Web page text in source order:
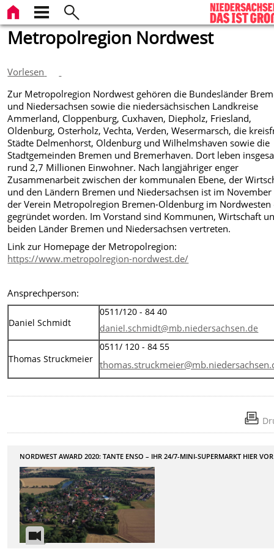
Metropolregion Nordwest
Vorlesen
Zur Metropolregion Nordwest gehören die Bundesländer
und Niedersachsen sowie die niedersächsischen Landkreise
Ammerland, Cloppenburg, Cuxhaven, Diepholz, Friesland,
Oldenburg, Osterholz, Vechta, Verden, Wesermarsch, die
Städte Delmenhorst, Oldenburg und Wilhelmshaven sowie die
Stadtgemeinden Bremen und Bremerhaven. Dort leben
rund 2,7 Millionen Einwohner. Nach langjähriger enger
Zusammenarbeit zwischen der kommunalen Ebene, der
und den Ländern Bremen und Niedersachsen ist im
der Verein Metropolregion Bremen-Oldenburg im Nordwesten
gegründet worden. Im Vorstand sind Kommunen, Wirtschaft
beiden Länder Bremen und Niedersachsen vertreten.
Link zur Homepage der Metropolregion:
https://www.metropolregion-nordwest.de/
Ansprechperson:
Daniel Schmidt
0511/120 - 84 40
daniel.schmidt@mb.niedersachsen.de
Thomas Struckmeier
0511/ 120 - 84 55
NORDWEST AWARD 2020: TANTE ENSO – IHR 24/7-MINI-SUPERMARKT HIER